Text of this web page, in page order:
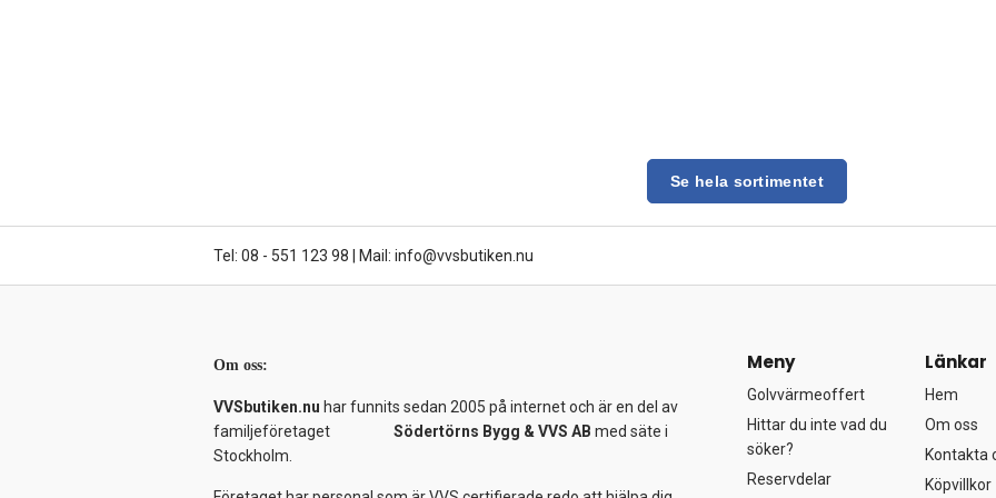
Se hela sortimentet
Tel: 08 - 551 123 98 Mail: info@vvsbutiken.nu
Om oss:
VVSbutiken.nu har funnits sedan 2005 på internet och är en del av
familjeföretaget Södertörns Bygg & VVS AB med säte i
Stockholm.
Meny
Golvvärmeoffert
Hittar du inte vad du
söker?
Reservdelar
Länkar
Hem
Om oss
Kontakta
Köpvillkor